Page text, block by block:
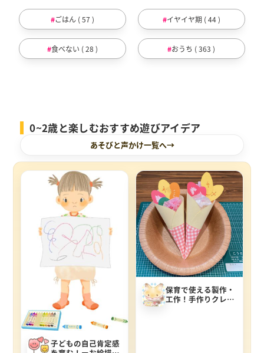
ごはん ( 57 ) イヤイヤ期 ( 44 )
食べない ( 28 ) おうち ( 363 )
0~2歳と楽しむおすすめ遊びアイデア
あそびと声かけ一覧へ
子どもの自己肯定感
保育で使える製作・
工作！手作りクレー